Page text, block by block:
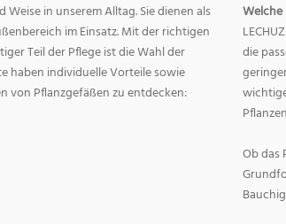
in unserem Alltag. Sie dienen als
im Einsatz. Mit der richtigen
Teil der Pflege ist die Wahl der
haben individuelle Vorteile sowie
von Pflanzgefäßen zu entdecken:
die
Ob das